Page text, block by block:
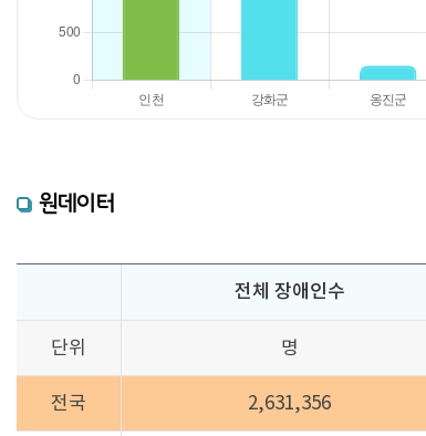
원데이터
전체 장애인수
단위 명
전국 2,631,356